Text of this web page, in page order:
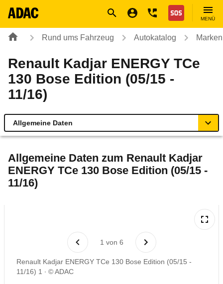
Nothilfe
MENÜ
Rund ums Fahrzeug Autokatalog
Renault Kadjar ENERGY TCe
130 Bose Edition (05/15 -
11/16)
Allgemeine Daten
Technische Daten
Rückrufe & Mängel
Allgemeine Daten zum Renault Kadjar
ENERGY TCe 130 Bose Edition (05/15 -
11/16)
1 von 6
Renault Kadjar ENERGY TCe 130 Bose Edition (05/15 -
11/16) 1
© ADAC